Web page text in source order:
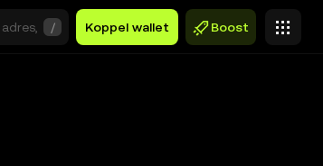
/ Koppel wallet Boost